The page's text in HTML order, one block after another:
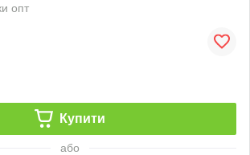
опт
Купити
або